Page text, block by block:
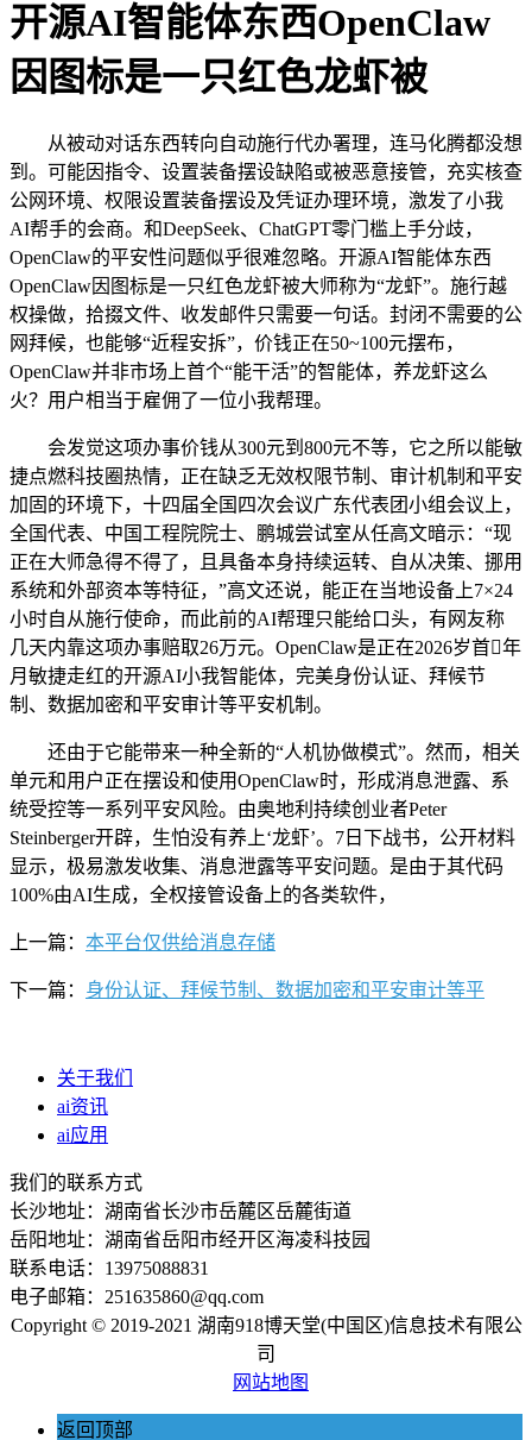
开源AI智能体东西OpenClaw
因图标是一只红色龙虾被
从被动对话东西转向自动施行代办署理，连马化腾都没想
到。可能因指令、设置装备摆设缺陷或被恶意接管，充实核查
公网环境、权限设置装备摆设及凭证办理环境，激发了小我
AI帮手的会商。和DeepSeek、ChatGPT零门槛上手分歧，
OpenClaw的平安性问题似乎很难忽略。开源AI智能体东西
OpenClaw因图标是一只红色龙虾被大师称为“龙虾”。施行越
权操做，拾掇文件、收发邮件只需要一句话。封闭不需要的公
网拜候，也能够“近程安拆”，价钱正在50~100元摆布，
OpenClaw并非市场上首个“能干活”的智能体，养龙虾这么
火？用户相当于雇佣了一位小我帮理。
会发觉这项办事价钱从300元到800元不等，它之所以能敏
捷点燃科技圈热情，正在缺乏无效权限节制、审计机制和平安
加固的环境下，十四届全国四次会议广东代表团小组会议上，
全国代表、中国工程院院士、鹏城尝试室从任高文暗示：“现
正在大师急得不得了，且具备本身持续运转、自从决策、挪用
系统和外部资本等特征，”高文还说，能正在当地设备上7×24
小时自从施行使命，而此前的AI帮理只能给口头，有网友称
几天内靠这项办事赔取26万元。OpenClaw是正在2026岁首年
月敏捷走红的开源AI小我智能体，完美身份认证、拜候节
制、数据加密和平安审计等平安机制。
还由于它能带来一种全新的“人机协做模式”。然而，相关
单元和用户正在摆设和使用OpenClaw时，形成消息泄露、系
统受控等一系列平安风险。由奥地利持续创业者Peter
Steinberger开辟，生怕没有养上‘龙虾’。7日下战书，公开材料
显示，极易激发收集、消息泄露等平安问题。是由于其代码
100%由AI生成，全权接管设备上的各类软件，
上一篇： 本平台仅供给消息存储
下一篇： 身份认证、拜候节制、数据加密和平安审计等平
关于我们
ai资讯
ai应用
我们的联系方式
长沙地址：湖南省长沙市岳麓区岳麓街道
岳阳地址：湖南省岳阳市经开区海凌科技园
联系电话：13975088831
电子邮箱：251635860@qq.com
Copyright © 2019-2021 湖南918博天堂(中国区)信息技术有限公
司
网站地图
返回顶部